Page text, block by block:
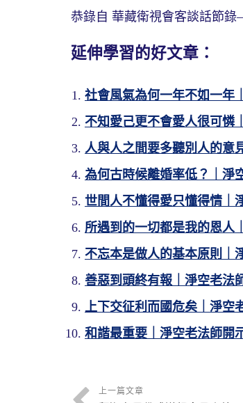
恭錄自 華藏衛視會客談話節錄
延伸學習的好文章：
社會風氣為何一年不如一年
不知愛己更不會愛人很可憐
人與人之間要多聽別人的意
為何古時候離婚率低？｜淨
世間人不懂得愛只懂得情｜
所遇到的一切都是我的恩人
不忘本是做人的基本原則｜
善惡到頭終有報｜淨空老法
上下交征利而國危矣｜淨空
和諧最重要｜淨空老法師開
上一篇文章